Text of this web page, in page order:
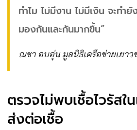
ทำไม ไม่มีงาน ไม่มีเงิน จะทำ
มองกันและกันมากขึ้น”
ณชา อบอุ่น มูลนิธิเครือข่ายเยาว
ตรวจไม่พบเชื้อไวรัสใ
ส่งต่อเชื้อ